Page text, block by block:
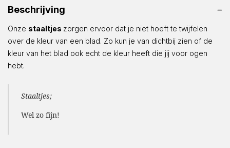
Beschrijving
Onze staaltjes zorgen ervoor dat je niet hoeft te twijfelen
over de kleur van een blad. Zo kun je van dichtbij zien of de
kleur van het blad ook echt de kleur heeft die jij voor ogen
hebt.
Staaltjes;
Wel zo fijn!